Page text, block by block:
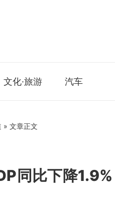
文化·旅游 汽车
» 文章正文
同比下降